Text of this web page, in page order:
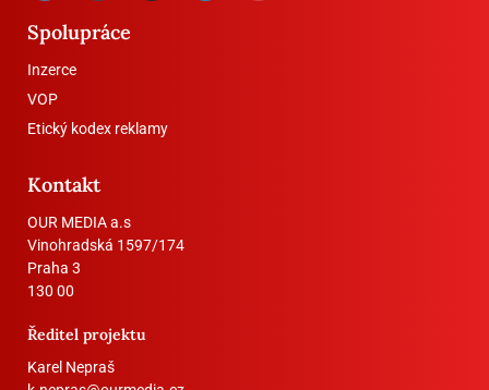
Spolupráce
Inzerce
VOP
Etický kodex reklamy
Kontakt
OUR MEDIA a.s
Vinohradská 1597/174
Praha 3
130 00
Ředitel projektu
Karel Nepraš